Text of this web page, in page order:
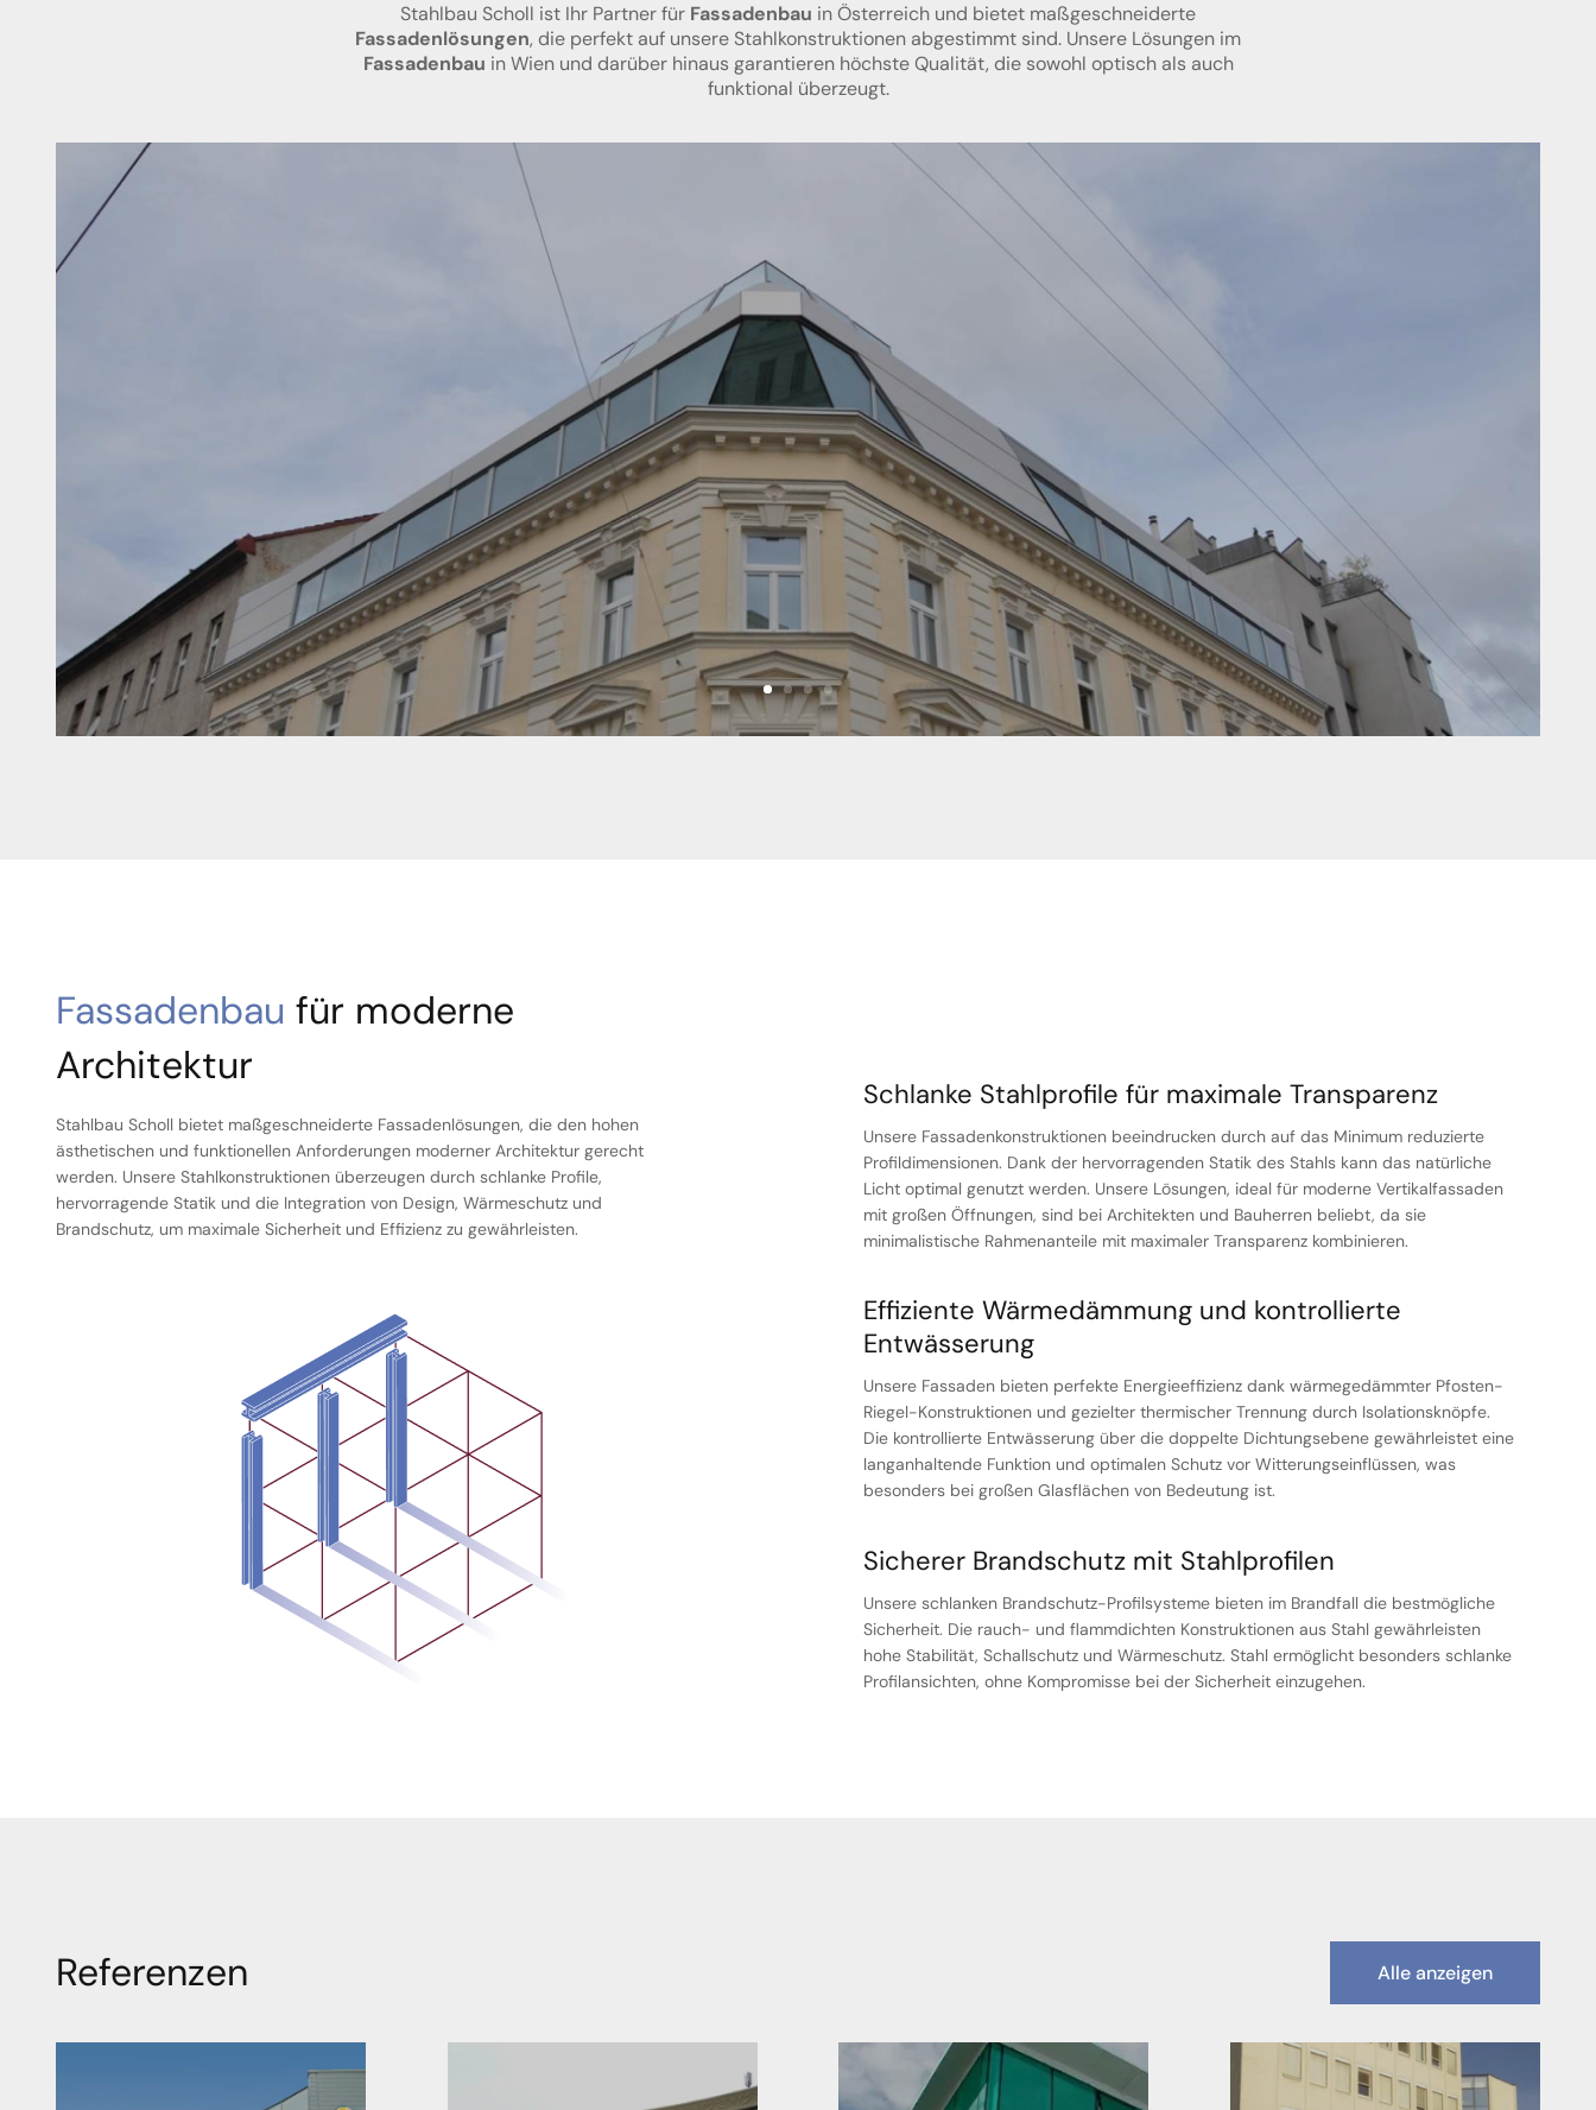
Stahlbau Scholl ist Ihr Partner für Fassadenbau in Österreich und bietet maßgeschneiderte
Fassadenlösungen, die perfekt auf unsere Stahlkonstruktionen abgestimmt sind. Unsere Lösungen im
Fassadenbau in Wien und darüber hinaus garantieren höchste Qualität, die sowohl optisch als auch
funktional überzeugt.
Fassadenbau für moderne
Architektur
Stahlbau Scholl bietet maßgeschneiderte Fassadenlösungen, die den hohen
ästhetischen und funktionellen Anforderungen moderner Architektur gerecht
werden. Unsere Stahlkonstruktionen überzeugen durch schlanke Profile,
hervorragende Statik und die Integration von Design, Wärmeschutz und
Brandschutz, um maximale Sicherheit und Effizienz zu gewährleisten.
Schlanke Stahlprofile für maximale Transparenz
Unsere Fassadenkonstruktionen beeindrucken durch auf das Minimum reduzierte
Profildimensionen. Dank der hervorragenden Statik des Stahls kann das natürliche
Licht optimal genutzt werden. Unsere Lösungen, ideal für moderne Vertikalfassaden
mit großen Öffnungen, sind bei Architekten und Bauherren beliebt, da sie
minimalistische Rahmenanteile mit maximaler Transparenz kombinieren.
Effiziente Wärmedämmung und kontrollierte
Entwässerung
Unsere Fassaden bieten perfekte Energieeffizienz dank wärmegedämmter Pfosten-
Riegel-Konstruktionen und gezielter thermischer Trennung durch Isolationsknöpfe.
Die kontrollierte Entwässerung über die doppelte Dichtungsebene gewährleistet eine
langanhaltende Funktion und optimalen Schutz vor Witterungseinflüssen, was
besonders bei großen Glasflächen von Bedeutung ist.
Sicherer Brandschutz mit Stahlprofilen
Unsere schlanken Brandschutz-Profilsysteme bieten im Brandfall die bestmögliche
Sicherheit. Die rauch- und flammdichten Konstruktionen aus Stahl gewährleisten
hohe Stabilität, Schallschutz und Wärmeschutz. Stahl ermöglicht besonders schlanke
Profilansichten, ohne Kompromisse bei der Sicherheit einzugehen.
Referenzen Alle anzeigen